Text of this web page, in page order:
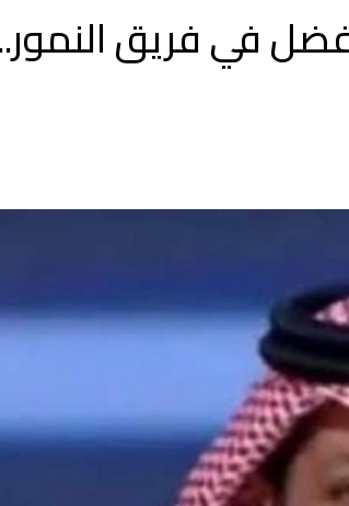
في فريق